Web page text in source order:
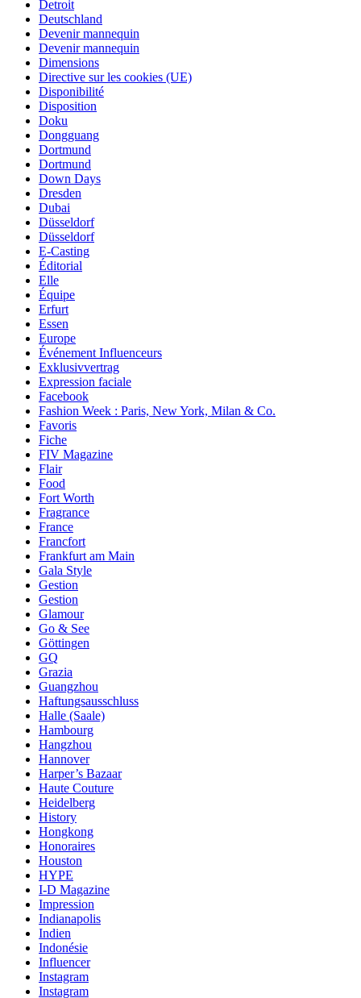
Detroit
Deutschland
Devenir mannequin
Devenir mannequin
Dimensions
Directive sur les cookies (UE)
Disponibilité
Disposition
Doku
Dongguang
Dortmund
Dortmund
Down Days
Dresden
Dubai
Düsseldorf
Düsseldorf
E-Casting
Éditorial
Elle
Équipe
Erfurt
Essen
Europe
Événement Influenceurs
Exklusivvertrag
Expression faciale
Facebook
Fashion Week : Paris, New York, Milan & Co.
Favoris
Fiche
FIV Magazine
Flair
Food
Fort Worth
Fragrance
France
Francfort
Frankfurt am Main
Gala Style
Gestion
Gestion
Glamour
Go & See
Göttingen
GQ
Grazia
Guangzhou
Haftungsausschluss
Halle (Saale)
Hambourg
Hangzhou
Hannover
Harper’s Bazaar
Haute Couture
Heidelberg
History
Hongkong
Honoraires
Houston
HYPE
I-D Magazine
Impression
Indianapolis
Indien
Indonésie
Influencer
Instagram
Instagram